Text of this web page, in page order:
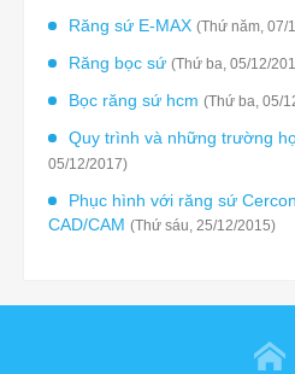
Răng sứ E-MAX (Thứ năm, 07/
Răng bọc sứ (Thứ ba, 05/12/
Bọc răng sứ hcm (Thứ ba, 05/
Quy trình và những trường
05/12/2017)
Phục hình với răng sứ
CAD/CAM (Thứ sáu, 25/12/2015)